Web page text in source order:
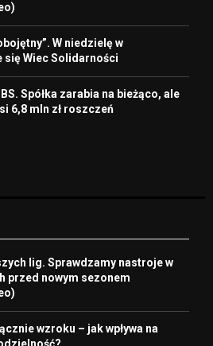
W niedzielę w
Wiec Solidarności
Spółka zarabia na bieżąco, ale
6,8 mln zł roszczeń
lig. Sprawdzamy nastroje w
przed nowym sezonem
wzroku – jak wpływa na